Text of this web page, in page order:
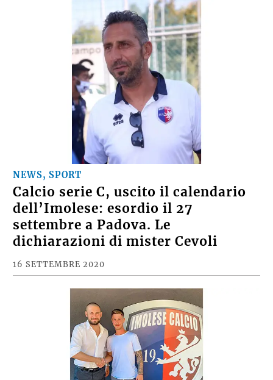
NEWS, SPORT
Calcio serie C, uscito il calendario
dell’Imolese: esordio il 27
settembre a Padova. Le
dichiarazioni di mister Cevoli
16 SETTEMBRE 2020